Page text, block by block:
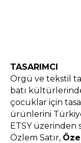
TASARIMCI
Örgü ve tekstil
batı
çocuklar için
ürünlerini
ETSY üzerinden
Özlem Satır,